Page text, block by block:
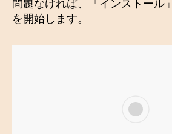
問題なければ、「インストール
を開始します。